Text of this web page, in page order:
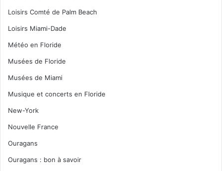
Loisirs Comté de Palm Beach
Loisirs Miami-Dade
Météo en Floride
Musées de Floride
Musées de Miami
Musique et concerts en Floride
New-York
Nouvelle France
Ouragans
Ouragans : bon à savoir